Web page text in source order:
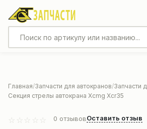
Главная Запчасти для автокранов Запчасти
Секция стрелы автокрана Xcmg Xcr35
0 отзывовОставить отзыв